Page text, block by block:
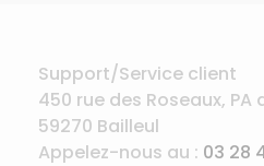
Support/Service client
450 rue des Roseaux, PA
59270 Bailleul
Appelez-nous au : 03 28